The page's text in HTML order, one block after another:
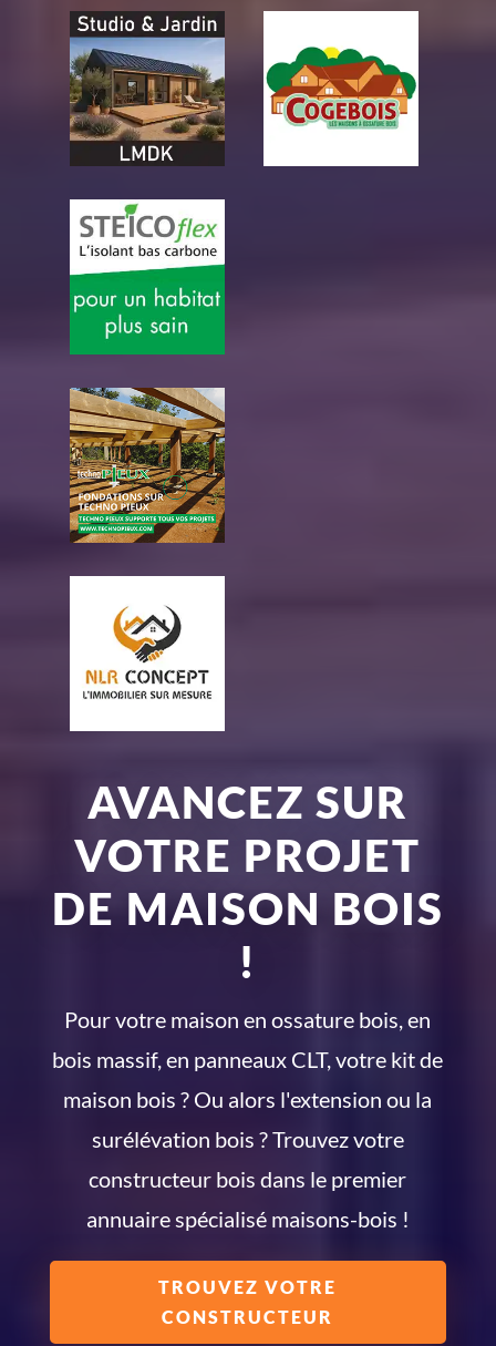
AVANCEZ SUR
VOTRE PROJET
DE MAISON BOIS
!
Pour votre maison en ossature bois, en
bois massif, en panneaux CLT, votre kit de
maison bois ? Ou alors l'extension ou la
surélévation bois ? Trouvez votre
constructeur bois dans le premier
annuaire spécialisé maisons-bois !
TROUVEZ VOTRE
CONSTRUCTEUR